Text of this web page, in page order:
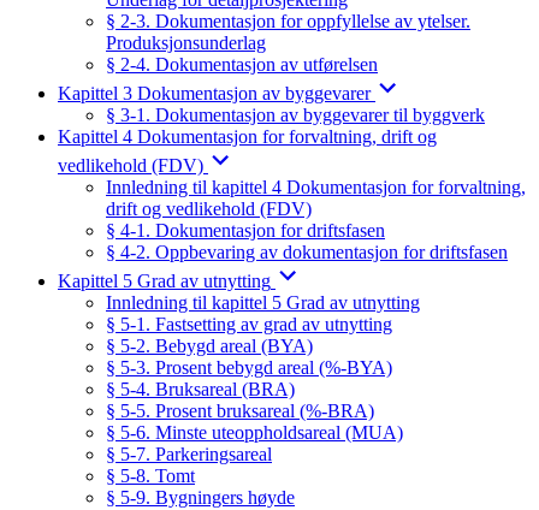
§ 2-3. Dokumentasjon for oppfyllelse av ytelser.
Produksjonsunderlag
§ 2-4. Dokumentasjon av utførelsen
Kapittel 3 Dokumentasjon av byggevarer
§ 3-1. Dokumentasjon av byggevarer til byggverk
Kapittel 4 Dokumentasjon for forvaltning, drift og
vedlikehold (FDV)
Innledning til kapittel 4 Dokumentasjon for forvaltning,
drift og vedlikehold (FDV)
§ 4-1. Dokumentasjon for driftsfasen
§ 4-2. Oppbevaring av dokumentasjon for driftsfasen
Kapittel 5 Grad av utnytting
Innledning til kapittel 5 Grad av utnytting
§ 5-1. Fastsetting av grad av utnytting
§ 5-2. Bebygd areal (BYA)
§ 5-3. Prosent bebygd areal (%-BYA)
§ 5-4. Bruksareal (BRA)
§ 5-5. Prosent bruksareal (%-BRA)
§ 5-6. Minste uteoppholdsareal (MUA)
§ 5-7. Parkeringsareal
§ 5-8. Tomt
§ 5-9. Bygningers høyde